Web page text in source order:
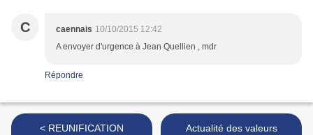
C caennais 10/10/2015 12:42
A envoyer d'urgence à Jean Quellien , mdr
Répondre
< REUNIFICATION
Actualité des valeurs